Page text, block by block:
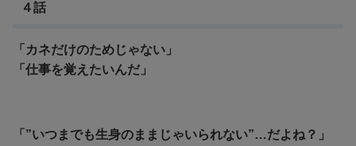
４話
「カネだけのためじゃない」
「仕事を覚えたいんだ」
「”いつまでも生身のままじゃいられない”…だよね？」